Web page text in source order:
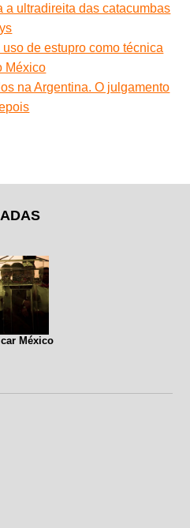
a ultradireita das catacumbas
de estupro como técnica
México
na Argentina. O julgamento
México